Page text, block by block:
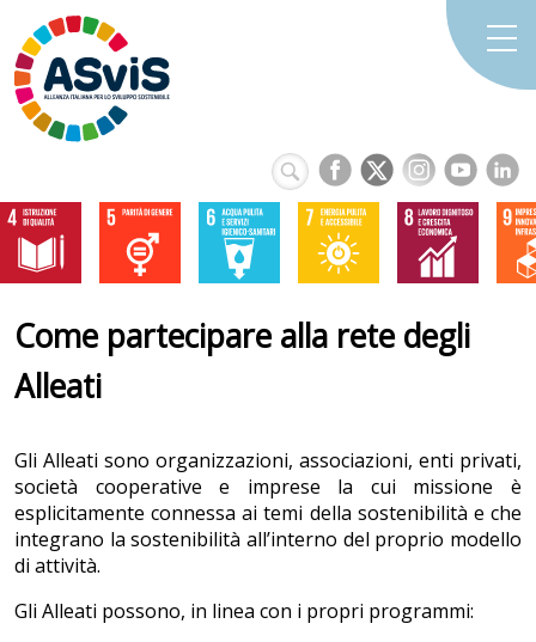
Come partecipare alla rete degli
Alleati
Gli Alleati sono organizzazioni, associazioni, enti privati,
società cooperative e imprese la cui missione è
esplicitamente connessa ai temi della sostenibilità e che
integrano la sostenibilità all’interno del proprio modello
di attività.
Gli Alleati possono, in linea con i propri programmi: